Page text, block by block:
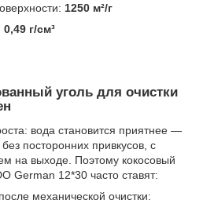
1250 м²/г
0,49 г/см³
уголь для очистки
вода становится приятнее —
посторонних привкусов, с
на выходе. Поэтому кокосовый
German 12*30 часто ставят:
механической очистки;